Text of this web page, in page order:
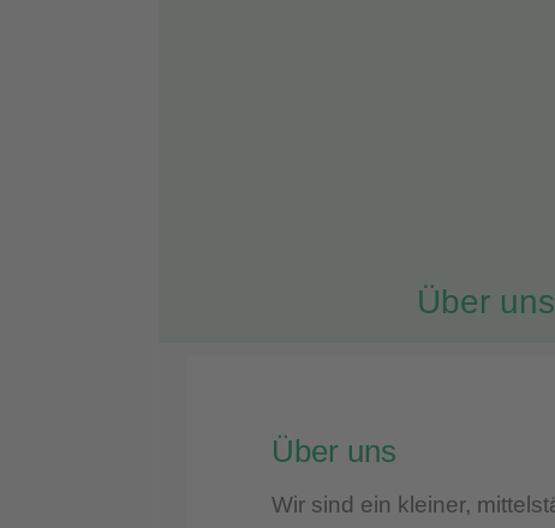
Über uns
Über uns
Wir sind ein kleiner,